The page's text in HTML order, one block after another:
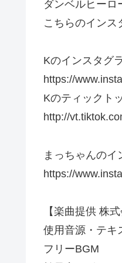
ダンベルヒーロ
こちらのインス
Kのインスタグ
https://
Kのティックト
http://
まっちゃんのイ
https://
【楽曲提供 株
使用音源・テキ
フリーBGM